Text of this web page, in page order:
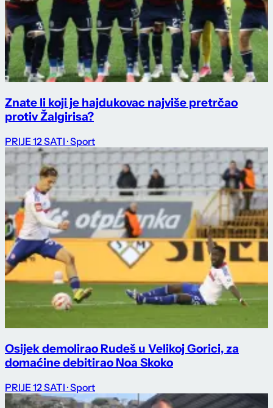
Znate li koji je hajdukovac najviše pretrčao
protiv Žalgirisa?
PRIJE 12 SATI · Sport
Osijek demolirao Rudeš u Velikoj Gorici, za
domaćine debitirao Noa Skoko
PRIJE 12 SATI · Sport